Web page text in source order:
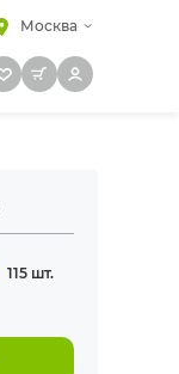
Москва
115 шт.